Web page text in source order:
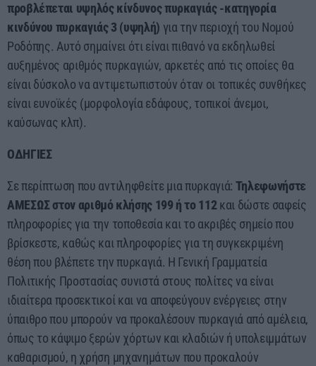
προβλέπεται υψηλός κίνδυνος πυρκαγιάς -κατηγορία
κινδύνου πυρκαγιάς 3 (υψηλή) για την περιοχή του Νομού
Ροδόπης. Αυτό σημαίνει ότι είναι πιθανό να εκδηλωθεί
αυξημένος αριθμός πυρκαγιών, αρκετές από τις οποίες θα
είναι δύσκολο να αντιμετωπιστούν όταν οι τοπικές συνθήκες
είναι ευνοϊκές (μορφολογία εδάφους, τοπικοί άνεμοι,
καύσωνας κλπ).
ΟΔΗΓΙΕΣ
Σε περίπτωση που αντιληφθείτε μια πυρκαγιά: Τηλεφωνήστε
ΑΜΕΣΩΣ στον αριθμό κλήσης 199 ή το 112και δώστε σαφείς
πληροφορίες για την τοποθεσία και το ακριβές σημείο που
βρίσκεστε, καθώς και πληροφορίες για τη συγκεκριμένη
θέση που βλέπετε την πυρκαγιά. Η Γενική Γραμματεία
Πολιτικής Προστασίας συνιστά στους πολίτες να είναι
ιδιαίτερα προσεκτικοί και να αποφεύγουν ενέργειες στην
ύπαιθρο που μπορούν να προκαλέσουν πυρκαγιά από αμέλεια,
όπως το κάψιμο ξερών χόρτων και κλαδιών ή υπολειμμάτων
καθαρισμού, η χρήση μηχανημάτων που προκαλούν